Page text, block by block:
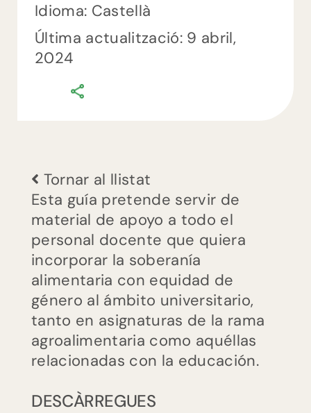
Idioma: Castellà
Última actualització: 9 abril,
2024
comments
la
incorporación
de
la
soberanía
alimentaria
con
equidad
de
género
en
Tornar al llistat
Esta guía pretende servir de
material de apoyo a todo el
personal docente que quiera
incorporar la soberanía
alimentaria con equidad de
género al ámbito universitario,
tanto en asignaturas de la rama
agroalimentaria como aquéllas
relacionadas con la educación.
DESCÀRREGUES